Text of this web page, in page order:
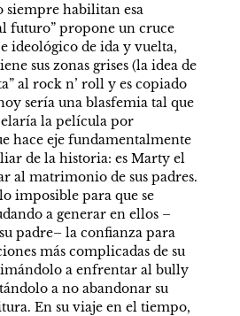
siempre habilitan esa
futuro” propone un cruce
ideológico de ida y vuelta,
sus zonas grises (la idea de
al rock n’ roll y es copiado
sería una blasfemia tal que
la película por
hace eje fundamentalmente
de la historia: es Marty el
al matrimonio de sus padres.
imposible para que se
a generar en ellos –
padre– la confianza para
más complicadas de su
a enfrentar al bully
a no abandonar su
En su viaje en el tiempo,